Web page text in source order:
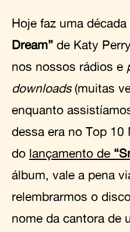
Hoje faz uma década
Dream” de Katy
nos nossos rádios e
downloads(muitas
enquanto
dessa era no Top 10
do lançamento de
álbum, vale a pena
relembrarmos o
nome da cantora de